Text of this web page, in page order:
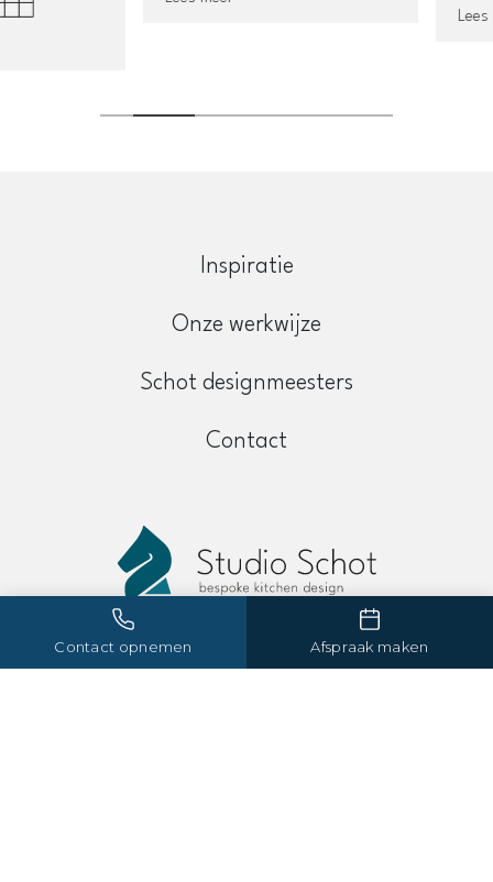
Lees meer
Inspiratie
Onze werkwijze
Schot designmeesters
Contact
Contact opnemen Afspraak maken